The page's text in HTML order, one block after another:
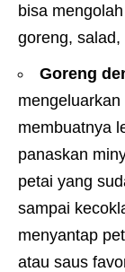
bisa
goreng,
Goreng
membuatnya
panaskan
petai yang
sampai
menyantap
atau saus